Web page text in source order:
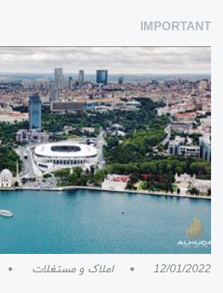
IMPORTANT
12/01/2022 املاک و مستغلات